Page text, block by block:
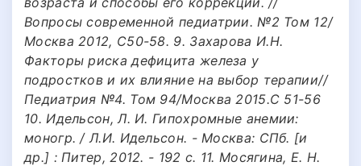
Вопросы современной педиатрии. №2 Том 12/
Москва 2012, С50-58. 9. Захарова И.Н.
Факторы риска дефицита железа у
подростков и их влияние на выбор терапии//
Педиатрия №4. Том 94/Москва 2015.С 51-56
10. Идельсон, Л. И. Гипохромные анемии:
моногр. / Л.И. Идельсон. - Москва: СПб. [и
др.] : Питер, 2012. - 192 c. 11. Мосягина, Е. Н.